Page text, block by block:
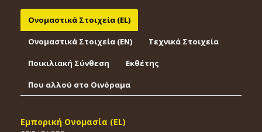
Ονομαστικά Στοιχεία (EL)
Ονομαστικά Στοιχεία (EΝ) Τεχνικά Στοιχεία
Ποικιλιακή Σύνθεση Εκθέτης
Που αλλού στο Οινόραμα
Εμπορική Ονομασία (EL)